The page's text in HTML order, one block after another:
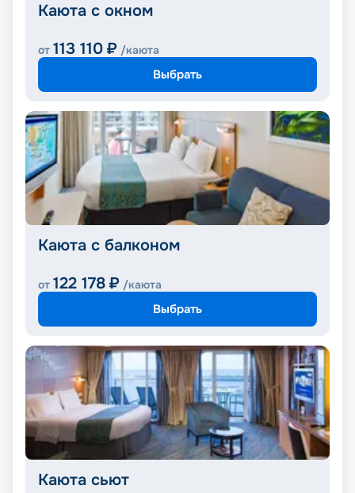
Каюта с окном
от 113 110 ₽ /каюта
Выбрать
Каюта с балконом
от 122 178 ₽ /каюта
Выбрать
Каюта сьют